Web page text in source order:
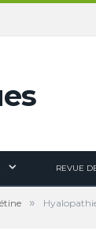
REVUE
»